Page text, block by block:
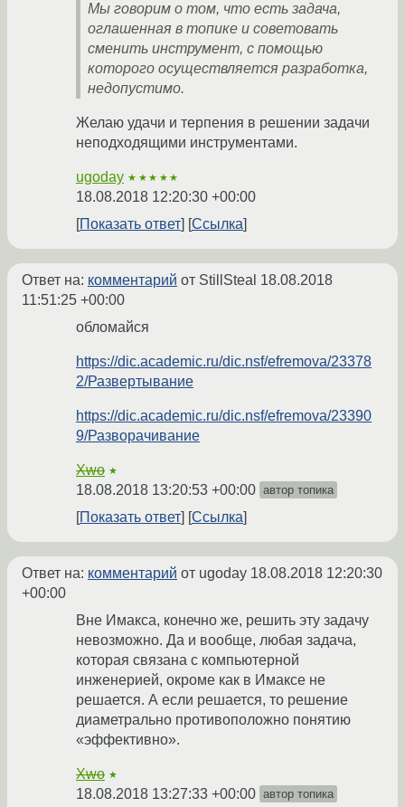
Мы говорим о том, что есть задача,
оглашенная в топике и советовать
сменить инструмент, с помощью
которого осуществляется разработка,
недопустимо.
Желаю удачи и терпения в решении задачи
неподходящими инструментами.
ugoday ★★★★★
18.08.2018 12:20:30 +00:00
Показать ответ
Ссылка
Ответ на: комментарий от StillSteal 18.08.2018
11:51:25 +00:00
обломайся
https://dic.academic.ru/dic.nsf/efremova/23378
2/Развертывание
https://dic.academic.ru/dic.nsf/efremova/23390
9/Разворачивание
Xwo ★
18.08.2018 13:20:53 +00:00 автор топика
Показать ответ Ссылка
Ответ на: комментарий от ugoday 18.08.2018 12:20:30
+00:00
Вне Имакса, конечно же, решить эту задачу
невозможно. Да и вообще, любая задача,
которая связана с компьютерной
инженерией, окроме как в Имаксе не
решается. А если решается, то решение
диаметрально противоположно понятию
«эффективно».
Xwo ★
18.08.2018 13:27:33 +00:00 автор топика